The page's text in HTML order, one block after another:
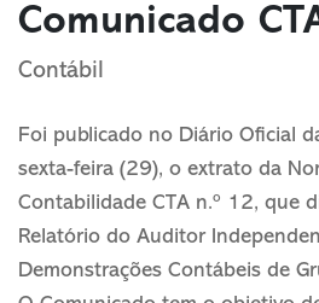
Comunicado
Contábil
Foi publicado no Diário Oficial
sexta-feira (29), o extrato da
Contabilidade CTA n.º 12, que
Relatório do Auditor
Demonstrações Contábeis de